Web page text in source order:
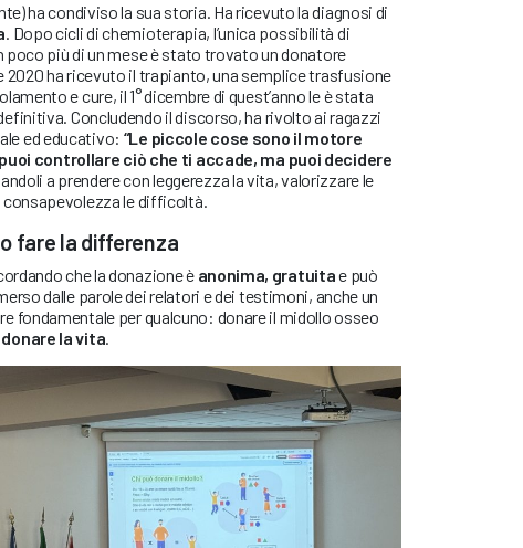
ha condiviso la sua storia. Ha ricevuto la diagnosi di
. Dopo cicli di chemioterapia, l’unica possibilità di
poco più di un mese è stato trovato un donatore
2020 ha ricevuto il trapianto, una semplice trasfusione
e cure, il 1° dicembre di quest’anno le è stata
Concludendo il discorso, ha rivolto ai ragazzi
ed educativo: “Le piccole cose sono il motore
controllare ciò che ti accade, ma puoi decidere
a prendere con leggerezza la vita, valorizzare le
le difficoltà.
fare la differenza
che la donazione è anonima, gratuitae può
dalle parole dei relatori e dei testimoni, anche un
fondamentale per qualcuno: donare il midollo osseo
donare la vita.